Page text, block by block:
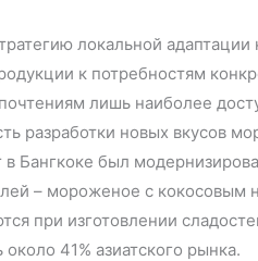
локальной
к потребностям
лишь наиболее
разработки новых вкусов
был
– мороженое с
при изготовлении
41% азиатского рынка.